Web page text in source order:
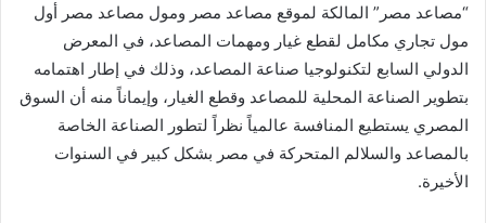
“مصاعد مصر” المالكة لموقع مصاعد مصر ومول مصاعد مصر أول
مول تجاري مكامل لقطع غيار ومهمات المصاعد، في المعرض
الدولي السابع لتكنولوجيا صناعة المصاعد، وذلك في إطار اهتمامه
بتطوير الصناعة المحلية للمصاعد وقطع الغيار، وإيماناً منه أن السوق
المصري يستطيع المنافسة عالمياً نظراً لتطور الصناعة الخاصة
بالمصاعد والسلالم المتحركة في مصر بشكل كبير في السنوات
الأخيرة.